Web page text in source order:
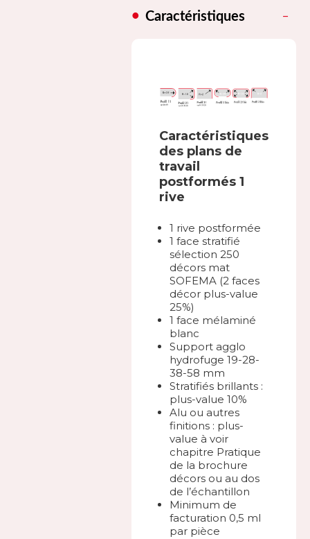
Caractéristiques
Caractéristiques
des plans de
travail
postformés 1
rive
1 rive postformée
1 face stratifié
sélection 250
décors mat
SOFEMA (2 faces
décor plus-value
25%)
1 face mélaminé
blanc
Support agglo
hydrofuge 19-28-
38-58 mm
Stratifiés brillants :
plus-value 10%
Alu ou autres
finitions : plus-
value à voir
chapitre Pratique
de la brochure
décors ou au dos
de l’échantillon
Minimum de
facturation 0,5 ml
par pièce